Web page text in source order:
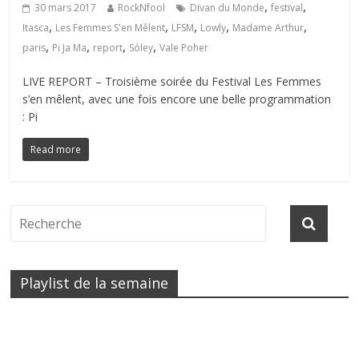
30 mars 2017 RockNfool Divan du Monde,festival,
Itasca, Les Femmes S'en Mêlent, LFSM, Lowly, Madame Arthur,
paris, Pi Ja Ma, report, Sóley,Vale Poher
LIVE REPORT – Troisième soirée du Festival Les Femmes
s’en mêlent, avec une fois encore une belle programmation
: Pi
Read more
Playlist de la semaine